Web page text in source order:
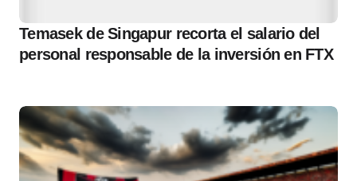
Temasek de Singapur recorta el salario del
personal responsable de la inversión en FTX